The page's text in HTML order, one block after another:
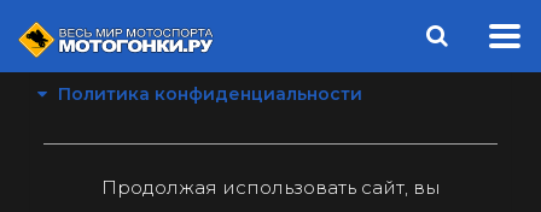
Политика конфиденциальности
Продолжая использовать сайт, вы